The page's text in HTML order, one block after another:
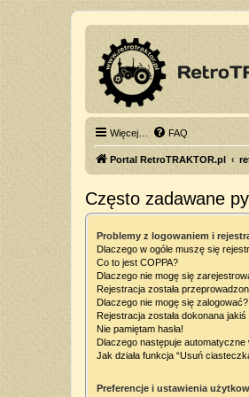
Więcej… FAQ
Portal RetroTRAKTOR.pl
Często zadawane
Problemy z logowaniem i
Dlaczego w ogóle muszę się
Co to jest COPPA?
Dlaczego nie mogę się
Rejestracja została
Dlaczego nie mogę się zalogować?
Rejestracja została dokonana
Nie pamiętam hasła!
Dlaczego następuje automatyczne
Jak działa funkcja “Usuń
Preferencje i ustawienia